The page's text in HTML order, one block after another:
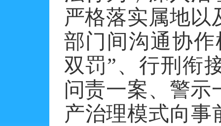
严格落实属地
部门间沟通协
双罚”、行刑衔
问责一案、警示
产治理模式向事